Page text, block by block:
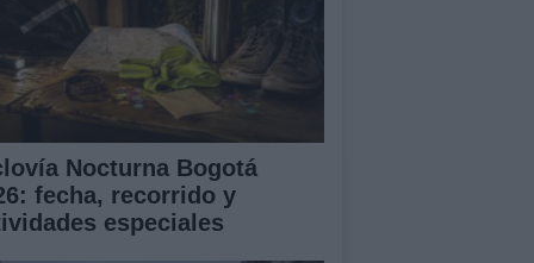
Nocturna Bogotá
fecha, recorrido y
especiales